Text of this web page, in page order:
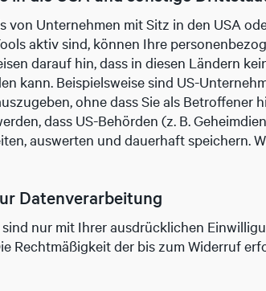
von Unternehmen mit Sitz in den USA
aktiv sind, können Ihre
darauf hin, dass in diesen Ländern
kann. Beispielsweise sind US-
ohne dass Sie als Betroffener
dass US-Behörden (z. B.
auswerten und dauerhaft speichern.
Datenverarbeitung
nur mit Ihrer ausdrücklichen
Rechtmäßigkeit der bis zum Widerruf